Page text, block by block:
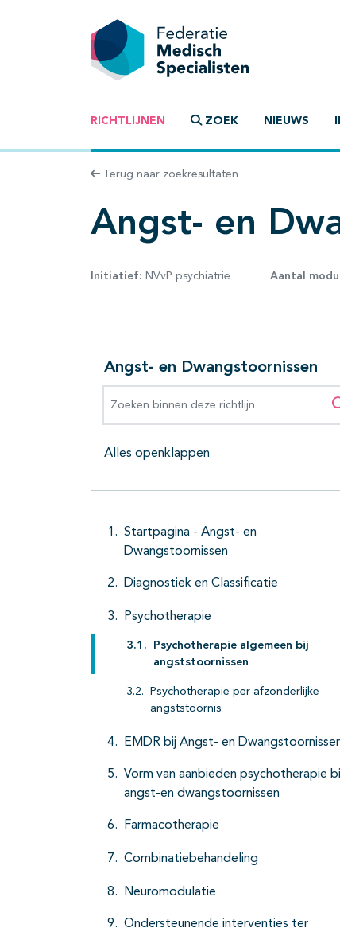
RICHTLIJNEN ZOEK NIEUWS
Terug naar zoekresultaten
Angst- en
Initiatief: NVvP psychiatrie Aantal
Angst- en Dwangstoornissen
Alles openklappen
Startpagina - Angst- en
Dwangstoornissen
Diagnostiek en Classificatie
Psychotherapie
Psychotherapie algemeen bij
angststoornissen
Psychotherapie per afzonderlijke
angststoornis
EMDR bij Angst- en
Vorm van aanbieden psychotherapie
angst-en dwangstoornissen
Farmacotherapie
Combinatiebehandeling
Neuromodulatie
Ondersteunende interventies ter